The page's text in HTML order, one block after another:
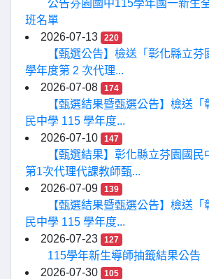
公告芬園國中115學年國一新生
班名單
2026-07-13
220
【甄選公告】檢送「彰化縣立
學年度第 2 次代理...
2026-07-08
174
【甄選結果暨甄選公告】檢送「
民中學 115 學年度...
2026-07-10
147
【甄選結果】彰化縣立芬園國
第1次代理代課教師甄...
2026-07-09
139
【甄選結果暨甄選公告】檢送「
民中學 115 學年度...
2026-07-23
127
115學年新生導師抽籤結果公告
2026-07-30
105